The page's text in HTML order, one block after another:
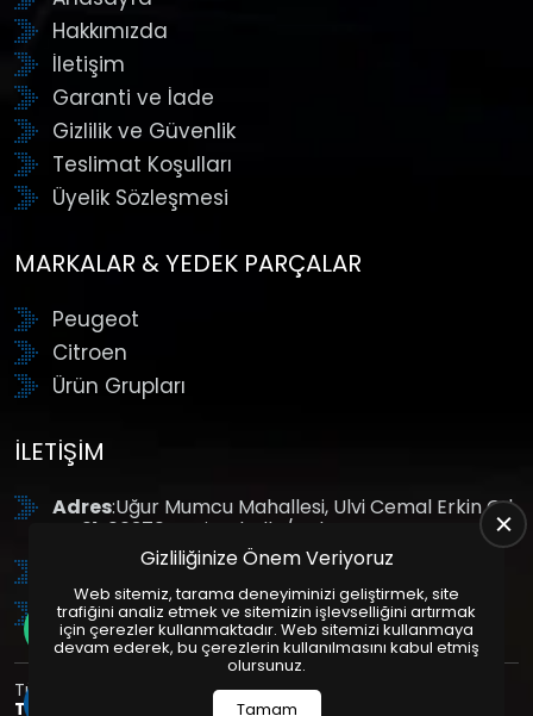
Hakkımızda
İletişim
Garanti ve İade
Gizlilik ve Güvenlik
Teslimat Koşulları
Üyelik Sözleşmesi
MARKALAR & YEDEK PARÇALAR
Peugeot
Citroen
Ürün Grupları
İLETIŞIM
Adres:Uğur Mumcu Mahallesi, Ulvi Cemal Erkin Cd.
No:61, 06370 Yenimahalle/Ankara
: +90 (312) 354 8888
GSM: +90 (532) 343 4085
Tüm Hakları Saklıdır. | Bu site Us Yazılım
Tasarım
Paketleri ile Hazırlanmıştır. © 2025
Gizliliğinize Önem Veriyoruz
Web sitemiz, tarama deneyiminizi geliştirmek, site
trafiğini analiz etmek ve sitemizin işlevselliğini artırmak
için çerezler kullanmaktadır. Web sitemizi kullanmaya
devam ederek, bu çerezlerin kullanılmasını kabul etmiş
olursunuz.
Tamam